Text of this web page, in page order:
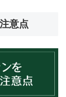
意点